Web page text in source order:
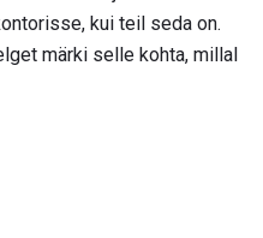
kui teil seda on.
märki selle kohta, millal